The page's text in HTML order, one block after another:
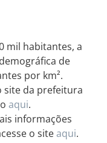
mil habitantes, a
de
por km².
site da prefeitura
aqui.
informações
o siteaqui.